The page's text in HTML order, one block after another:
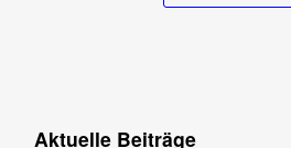
Aktuelle Beiträge